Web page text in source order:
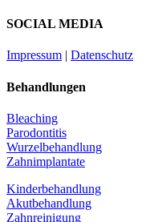
SOCIAL MEDIA
Impressum | Datenschutz
Behandlungen
Bleaching
Parodontitis
Wurzelbehandlung
Zahnimplantate
Kinderbehandlung
Akutbehandlung
Zahnreinigung